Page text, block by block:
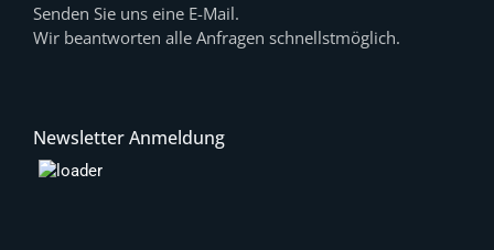
Senden Sie uns eine E-Mail.
Wir beantworten alle Anfragen schnellstmöglich.
Newsletter Anmeldung